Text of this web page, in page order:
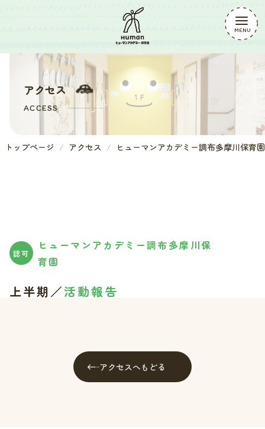
アクセス
ACCESS
トップページ アクセス ヒューマンアカデミー調布多摩川保育園
ヒューマンアカデミー調布多摩川保
育園
認可
上半期／活動報告
アクセスへもどる